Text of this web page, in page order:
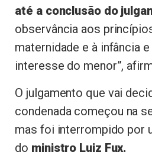
até a conclusão do
observância aos
maternidade e à infância
interesse do menor”,
O julgamento que vai
condenada começou na
mas foi interrompido por
do ministro Luiz Fux.